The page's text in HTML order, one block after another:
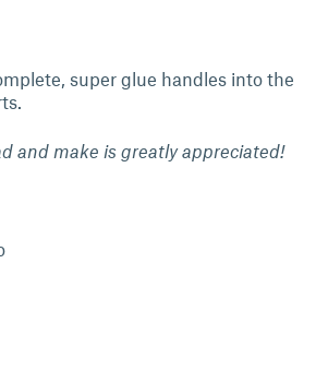
super glue handles into the
and make is greatly appreciated!